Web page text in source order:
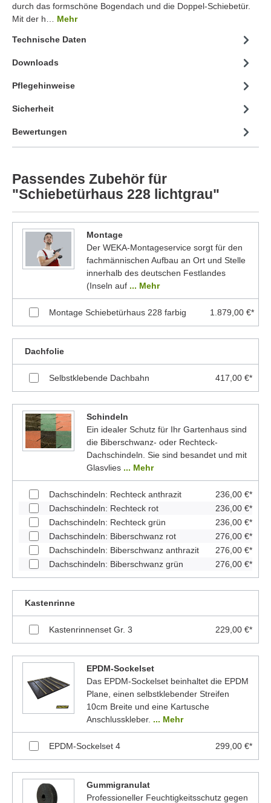
durch das formschöne Bogendach und die Doppel-Schiebetür.
Mit der h… Mehr
Technische Daten
Downloads
Pflegehinweise
Sicherheit
Bewertungen
Passendes Zubehör für
"Schiebetürhaus 228 lichtgrau"
Montage
Der WEKA-Montageservice sorgt für den
fachmännischen Aufbau an Ort und Stelle
innerhalb des deutschen Festlandes
(Inseln auf ... Mehr
Montage Schiebetürhaus 228 farbig 1.879,00 €*
Dachfolie
Selbstklebende Dachbahn 417,00 €*
Schindeln
Ein idealer Schutz für Ihr Gartenhaus sind
die Biberschwanz- oder Rechteck-
Dachschindeln. Sie sind besandet und mit
Glasvlies ... Mehr
Dachschindeln: Rechteck anthrazit
236,00 €*
Dachschindeln: Rechteck rot
236,00 €*
Dachschindeln: Rechteck grün
236,00 €*
Dachschindeln: Biberschwanz rot
276,00 €*
Dachschindeln: Biberschwanz anthrazit
276,00 €*
Dachschindeln: Biberschwanz grün
276,00 €*
Kastenrinne
Kastenrinnenset Gr. 3 229,00 €*
EPDM-Sockelset
Das EPDM-Sockelset beinhaltet die EPDM
Plane, einen selbstklebender Streifen
10cm Breite und eine Kartusche
Anschlusskleber. ... Mehr
EPDM-Sockelset 4 299,00 €*
Gummigranulat
Professioneller Feuchtigkeitsschutz gegen